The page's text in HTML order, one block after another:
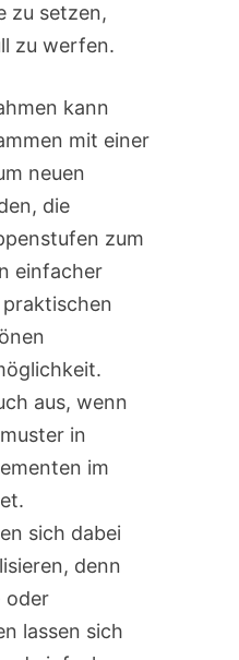
zu setzen,
zu werfen.
kann
mit einer
neuen
die
zum
einfacher
aus, wenn
in
im
sich dabei
denn
oder
lassen sich